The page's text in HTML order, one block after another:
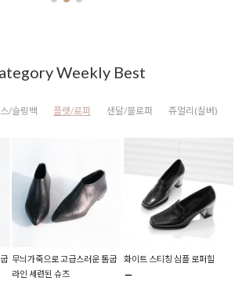
Weekly Best
/슬링백 플랫/로퍼 샌달/블로퍼 쥬얼리(실버)
무늬가죽으로 고급스러운 톰굽
라인 세련된 슈즈
화이트 스티칭 심플 로퍼힐